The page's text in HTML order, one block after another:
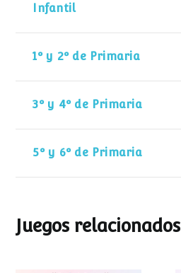
Infantil
1º y 2º de Primaria
3º y 4º de Primaria
5º y 6º de Primaria
Juegos relacionados